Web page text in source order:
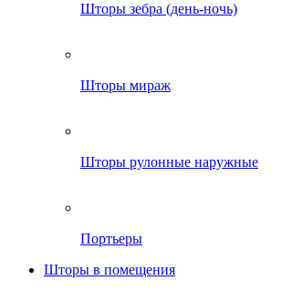
Шторы зебра (день-ночь)
Шторы мираж
Шторы рулонные наружные
Портьеры
Шторы в помещения